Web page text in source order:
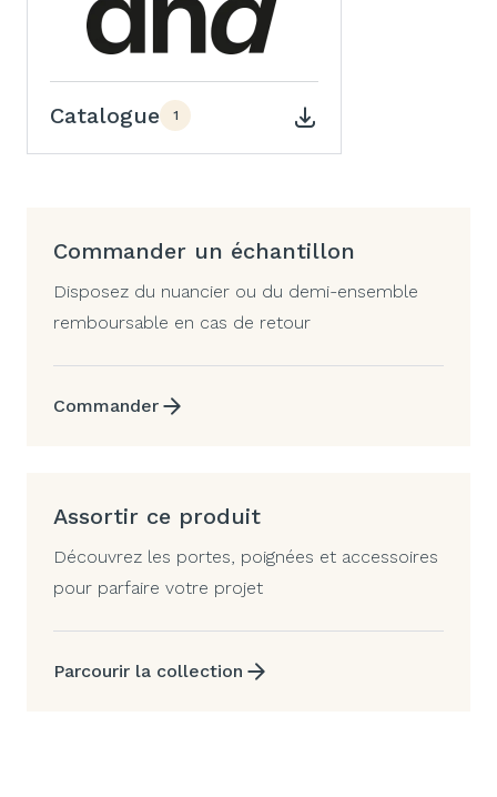
Catalogue 1
Commander un échantillon
Disposez du nuancier ou du demi-ensemble
remboursable en cas de retour
Commander
Assortir ce produit
Découvrez les portes, poignées et accessoires
pour parfaire votre projet
Parcourir la collection